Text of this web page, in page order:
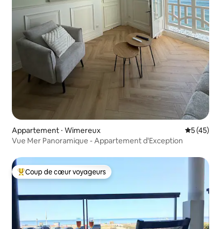
Appartement ⋅ Wimereux
5 (45)
Vue Mer Panoramique - Appartement d'Exception
Coups de cœur voyageurs les plus appréciés
Coup de cœur voyageurs